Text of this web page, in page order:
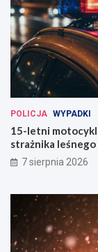
e
e
k
e
n
POLICJA WYPADKI
15-letni
strażnika leśnego
7 sierpnia 2026